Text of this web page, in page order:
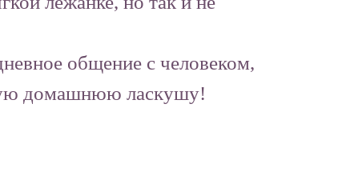
общение с человеком,
домашнюю ласкушу!